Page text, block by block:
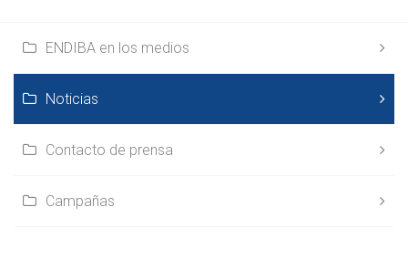
ENDIBA en los medios
Noticias
Contacto de prensa
Campañas